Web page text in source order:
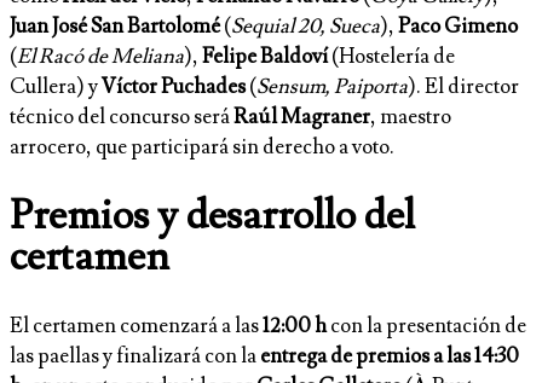
Juan José San Bartolomé(Sequial 20, Sueca),Paco Gimeno
(El Racó de Meliana),Felipe Baldoví(Hostelería de
Cullera) yVíctor Puchades(Sensum, Paiporta). El director
técnico del concurso seráRaúl Magraner, maestro
arrocero, que participará sin derecho a voto.
Premios y desarrollo del
certamen
El certamen comenzará a las12:00 hcon la presentación de
las paellas y finalizará con laentrega de premios a las 14:30